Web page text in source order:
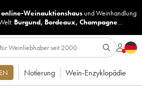
online-Weinauktionshaus undWeinhandlung
Burgund, Bordeaux, Champagne...
Notierung Wein-Enzyklopädie